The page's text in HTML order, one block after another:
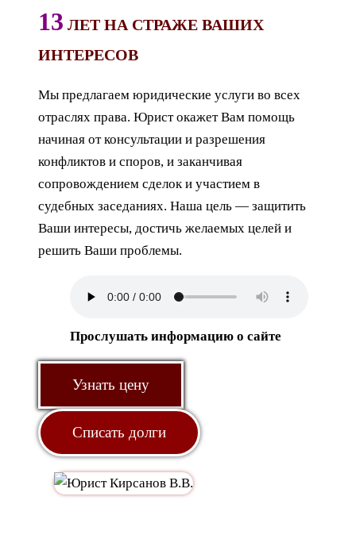
13 ЛЕТ НА СТРАЖЕ ВАШИХ
ИНТЕРЕСОВ
Мы предлагаем юридические услуги во всех
отраслях права. Юрист окажет Вам помощь
начиная от консультации и разрешения
конфликтов и споров, и заканчивая
сопровождением сделок и участием в
судебных заседаниях. Наша цель — защитить
Ваши интересы, достичь желаемых целей и
решить Ваши проблемы.
Прослушать информацию о сайте
Узнать цену
Списать долги